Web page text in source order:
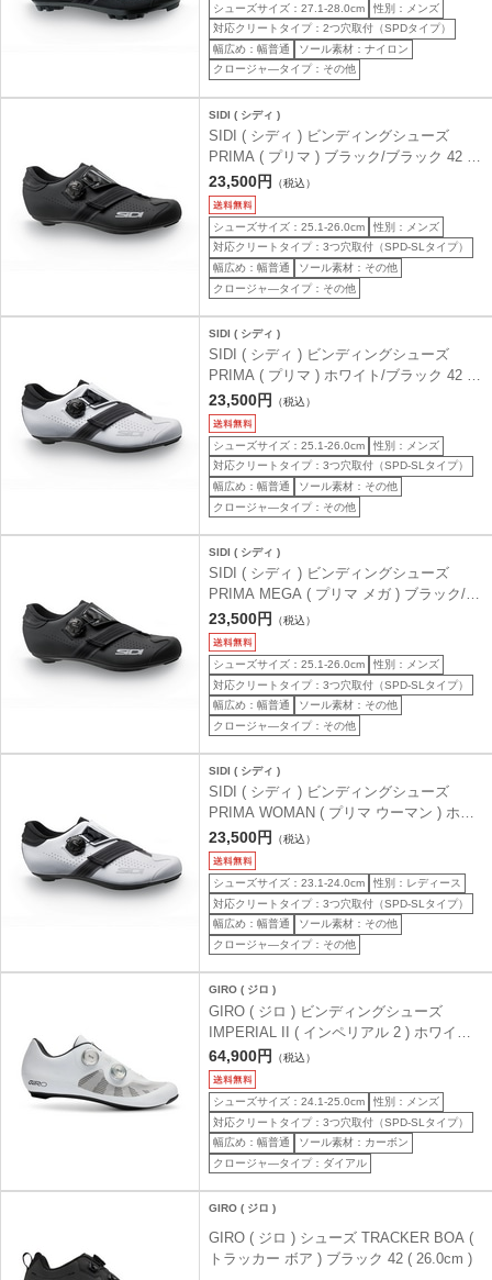
シューズサイズ：27.1-28.0cm
性別：メンズ
対応クリートタイプ：2つ穴取付（SPDタイプ）
幅広め：幅普通
ソール素材：ナイロン
クロージャ―タイプ：その他
SIDI ( シディ )
SIDI ( シディ ) ビンディングシューズ
PRIMA ( プリマ ) ブラック/ブラック 42 (
26.0cm )
23,500円 （税込）
シューズサイズ：25.1-26.0cm
性別：メンズ
対応クリートタイプ：3つ穴取付（SPD-SLタイプ）
幅広め：幅普通
ソール素材：その他
クロージャ―タイプ：その他
SIDI ( シディ )
SIDI ( シディ ) ビンディングシューズ
PRIMA ( プリマ ) ホワイト/ブラック 42 (
26.0cm )
23,500円 （税込）
シューズサイズ：25.1-26.0cm
性別：メンズ
対応クリートタイプ：3つ穴取付（SPD-SLタイプ）
幅広め：幅普通
ソール素材：その他
クロージャ―タイプ：その他
SIDI ( シディ )
SIDI ( シディ ) ビンディングシューズ
PRIMA MEGA ( プリマ メガ ) ブラック/ブ
ラック 41 ( 25.3cm )
23,500円 （税込）
シューズサイズ：25.1-26.0cm
性別：メンズ
対応クリートタイプ：3つ穴取付（SPD-SLタイプ）
幅広め：幅普通
ソール素材：その他
クロージャ―タイプ：その他
SIDI ( シディ )
SIDI ( シディ ) ビンディングシューズ
PRIMA WOMAN ( プリマ ウーマン ) ホワ
イト/ブラック 38 ( 23.3cm )
23,500円 （税込）
シューズサイズ：23.1-24.0cm
性別：レディース
対応クリートタイプ：3つ穴取付（SPD-SLタイプ）
幅広め：幅普通
ソール素材：その他
クロージャ―タイプ：その他
GIRO ( ジロ )
GIRO ( ジロ ) ビンディングシューズ
IMPERIAL II ( インペリアル 2 ) ホワイト
40 ( 25.0cm )
64,900円 （税込）
シューズサイズ：24.1-25.0cm
性別：メンズ
対応クリートタイプ：3つ穴取付（SPD-SLタイプ）
幅広め：幅普通
ソール素材：カーボン
クロージャ―タイプ：ダイアル
GIRO ( ジロ )
GIRO ( ジロ ) シューズ TRACKER BOA (
トラッカー ボア ) ブラック 42 ( 26.0cm )